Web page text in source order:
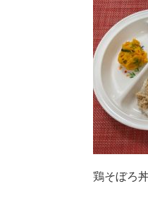
鶏そぼろ